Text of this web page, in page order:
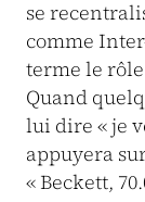
se
comme
terme le
Quand
lui dire « je
appuyera
« Beckett,